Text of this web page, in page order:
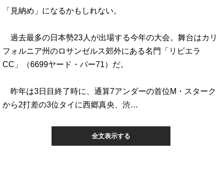
「見納め」になるかもしれない。
過去最多の日本勢23人が出場する今年の大会。舞台はカリ
フォルニア州のロサンゼルス郊外にある名門「リビエラ
CC」（6699ヤード・パー71）だ。
昨年は3日目終了時に、通算7アンダーの首位M・スターク
から2打差の3位タイに西郷真央、渋…
全文表示する